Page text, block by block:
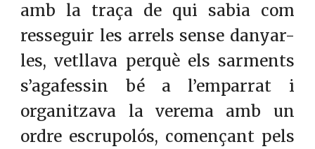
amb la traça de qui sabia com
resseguir les arrels sense danyar-
les, vetllava perquè els sarments
s’agafessin bé a l’emparrat i
organitzava la verema amb un
ordre escrupolós, començant pels